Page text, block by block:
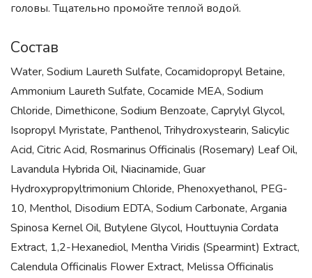
головы. Тщательно промойте теплой водой.
Состав
Water, Sodium Laureth Sulfate, Cocamidopropyl Betaine,
Ammonium Laureth Sulfate, Cocamide MEA, Sodium
Chloride, Dimethicone, Sodium Benzoate, Caprylyl Glycol,
Isopropyl Myristate, Panthenol, Trihydroxystearin, Salicylic
Acid, Citric Acid, Rosmarinus Officinalis (Rosemary) Leaf Oil,
Lavandula Hybrida Oil, Niacinamide, Guar
Hydroxypropyltrimonium Chloride, Phenoxyethanol, PEG-
10, Menthol, Disodium EDTA, Sodium Carbonate, Argania
Spinosa Kernel Oil, Butylene Glycol, Houttuynia Cordata
Extract, 1,2-Hexanediol, Mentha Viridis (Spearmint) Extract,
Calendula Officinalis Flower Extract, Melissa Officinalis